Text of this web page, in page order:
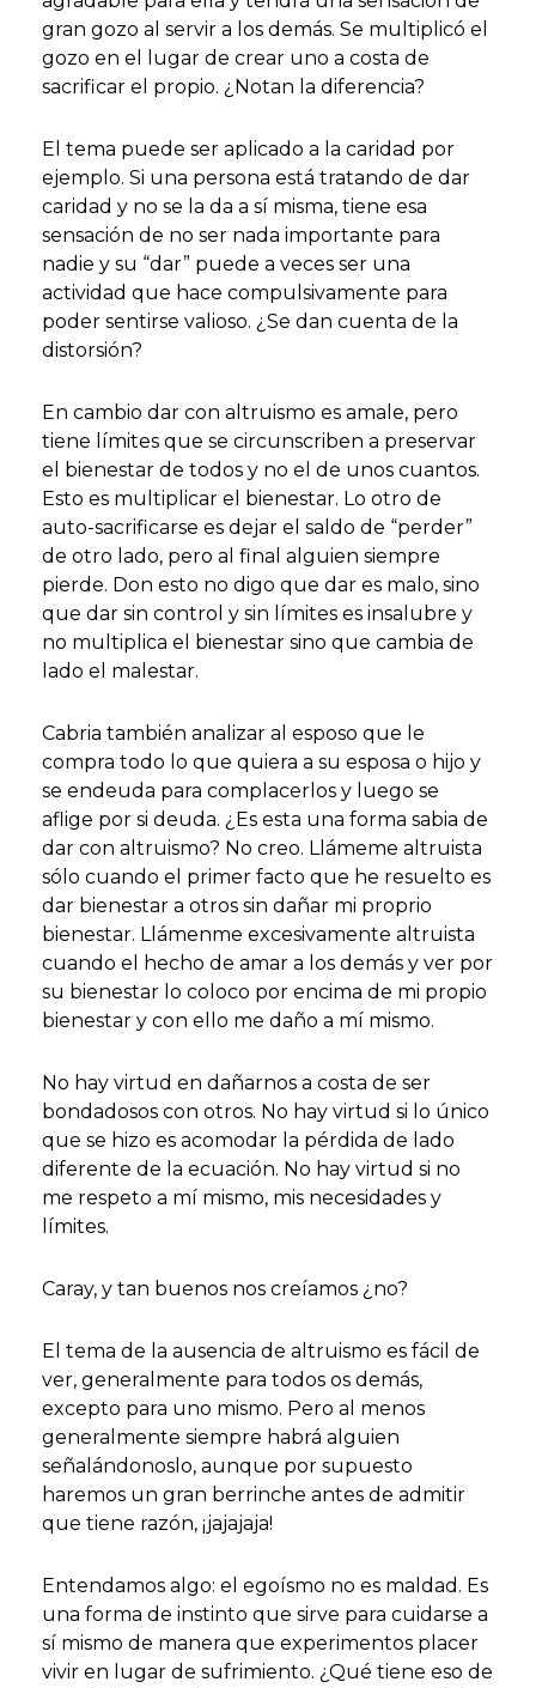
gran gozo al servir a los demás. Se multiplicó el
gozo en el lugar de crear uno a costa de
sacrificar el propio. ¿Notan la diferencia?
El tema puede ser aplicado a la caridad por
ejemplo. Si una persona está tratando de dar
caridad y no se la da a sí misma, tiene esa
sensación de no ser nada importante para
nadie y su “dar” puede a veces ser una
actividad que hace compulsivamente para
poder sentirse valioso. ¿Se dan cuenta de la
distorsión?
En cambio dar con altruismo es amale, pero
tiene límites que se circunscriben a preservar
el bienestar de todos y no el de unos cuantos.
Esto es multiplicar el bienestar. Lo otro de
auto-sacrificarse es dejar el saldo de “perder”
de otro lado, pero al final alguien siempre
pierde. Don esto no digo que dar es malo, sino
que dar sin control y sin límites es insalubre y
no multiplica el bienestar sino que cambia de
lado el malestar.
Cabria también analizar al esposo que le
compra todo lo que quiera a su esposa o hijo y
se endeuda para complacerlos y luego se
aflige por si deuda. ¿Es esta una forma sabia de
dar con altruismo? No creo. Llámeme altruista
sólo cuando el primer facto que he resuelto es
dar bienestar a otros sin dañar mi proprio
bienestar. Llámenme excesivamente altruista
cuando el hecho de amar a los demás y ver por
su bienestar lo coloco por encima de mi propio
bienestar y con ello me daño a mí mismo.
No hay virtud en dañarnos a costa de ser
bondadosos con otros. No hay virtud si lo único
que se hizo es acomodar la pérdida de lado
diferente de la ecuación. No hay virtud si no
me respeto a mí mismo, mis necesidades y
límites.
Caray, y tan buenos nos creíamos ¿no?
El tema de la ausencia de altruismo es fácil de
ver, generalmente para todos os demás,
excepto para uno mismo. Pero al menos
generalmente siempre habrá alguien
señalándonoslo, aunque por supuesto
haremos un gran berrinche antes de admitir
que tiene razón, ¡jajajaja!
Entendamos algo: el egoísmo no es maldad. Es
una forma de instinto que sirve para cuidarse a
sí mismo de manera que experimentos placer
vivir en lugar de sufrimiento. ¿Qué tiene eso de